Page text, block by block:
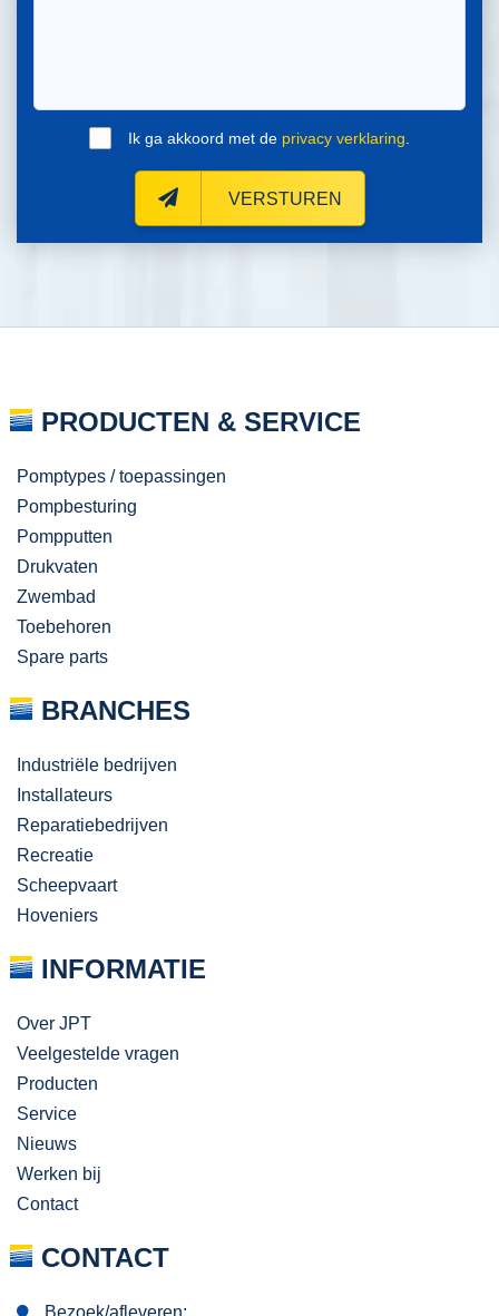
Ik ga akkoord met de privacy verklaring
VERSTUREN
PRODUCTEN & SERVICE
Pomptypes / toepassingen
Pompbesturing
Pompputten
Drukvaten
Zwembad
Toebehoren
Spare parts
BRANCHES
Industriële bedrijven
Installateurs
Reparatiebedrijven
Recreatie
Scheepvaart
Hoveniers
INFORMATIE
Over JPT
Veelgestelde vragen
Producten
Service
Nieuws
Werken bij
Contact
CONTACT
Bezoek/afleveren: